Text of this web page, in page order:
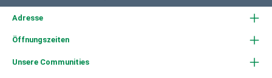
Adresse
Öffnungszeiten
Unsere Communities